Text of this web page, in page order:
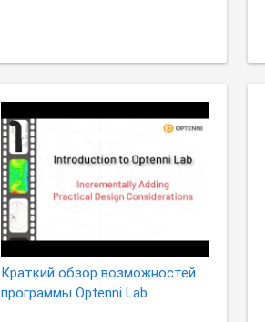
Краткий обзор возможностей
программы Optenni Lab